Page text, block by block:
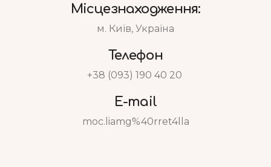
Місцезнаходження:
м. Київ, Україна
Телефон
+38 (093) 190 40 20
E-mail
moc.liamg%40rret4lla